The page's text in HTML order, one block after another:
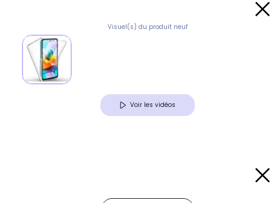
Visuel(s) du produit neuf
Voir les vidéos